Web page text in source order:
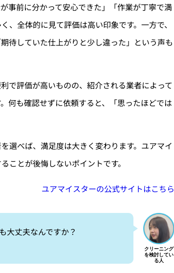
事前に分かって安心できた」「作業が丁寧で満
、全体的に見て評価は高い印象です。一方で、
待していた仕上がりと少し違った」という声も
で評価が高いものの、紹介される業者によって
何も確認せずに依頼すると、「思ったほどでは
選べば、満足度は大きく変わります。ユアマイ
ことが後悔しないポイントです。
ユアマイスターの公式サイトはこちら
大丈夫なんですか？